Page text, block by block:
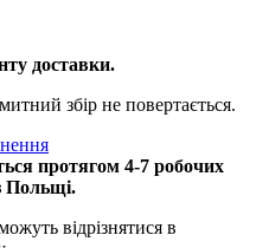
доставки.
збір не повертається.
протягом 4-7 робочих
Польщі.
відрізнятися в